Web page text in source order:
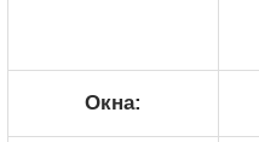
Окна: